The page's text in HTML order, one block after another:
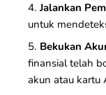
Jalankan
untuk
Bekukan
finansial telah
akun atau kartu